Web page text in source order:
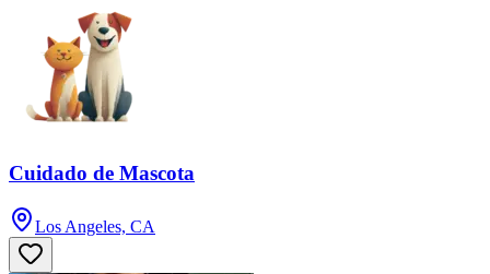
Cuidado de Mascota
Los Angeles, CA